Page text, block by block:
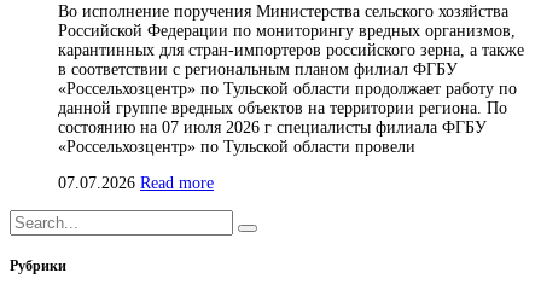
Во исполнение поручения Министерства сельского хозяйства
Российской Федерации по мониторингу вредных организмов,
карантинных для стран-импортеров российского зерна, а также
в соответствии с региональным планом филиал ФГБУ
«Россельхозцентр» по Тульской области продолжает работу по
данной группе вредных объектов на территории региона. По
состоянию на 07 июля 2026 г специалисты филиала ФГБУ
«Россельхозцентр» по Тульской области провели
07.07.2026 Read more
Рубрики